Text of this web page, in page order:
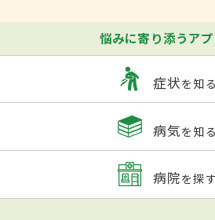
悩みに寄り添うア
症状を知る
病気を知る
病院を探す